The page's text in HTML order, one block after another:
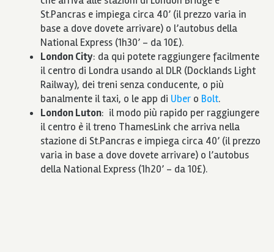
St.Pancras e impiega circa 40’ (il prezzo varia in
base a dove dovete arrivare) o l’autobus della
National Express (1h30’ – da 10£).
London City: da qui potete raggiungere facilmente
il centro di Londra usando al DLR (Docklands Light
Railway), dei treni senza conducente, o più
banalmente il taxi, o le app di Uber o Bolt.
London Luton: il modo più rapido per raggiungere
il centro è il treno ThamesLink che arriva nella
stazione di St.Pancras e impiega circa 40’ (il prezzo
varia in base a dove dovete arrivare) o l’autobus
della National Express (1h20’ – da 10£).